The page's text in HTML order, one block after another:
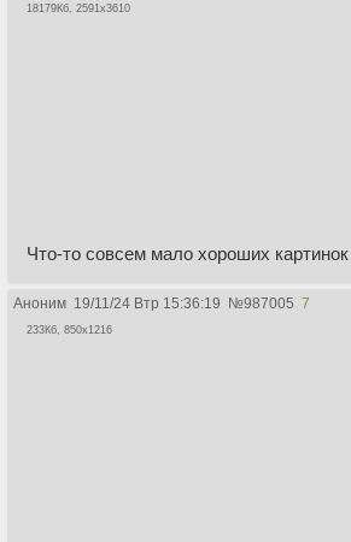
18179Кб, 2591x3610
Что-то совсем мало хороших
Аноним 19/11/24 Втр 15:36:19 №987005 7
233Кб, 850x1216